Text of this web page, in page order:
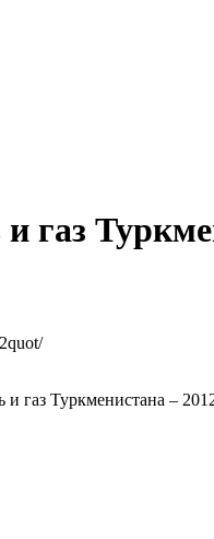
газ
газ Туркменистана –